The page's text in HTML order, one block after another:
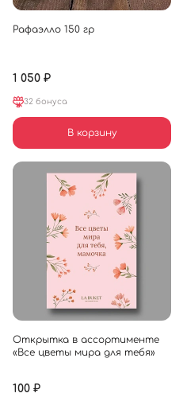
Рафаэлло 150 гр
1 050 ₽
32 бонуса
В корзину
Открытка в ассортименте
«Все цветы мира для тебя»
100 ₽